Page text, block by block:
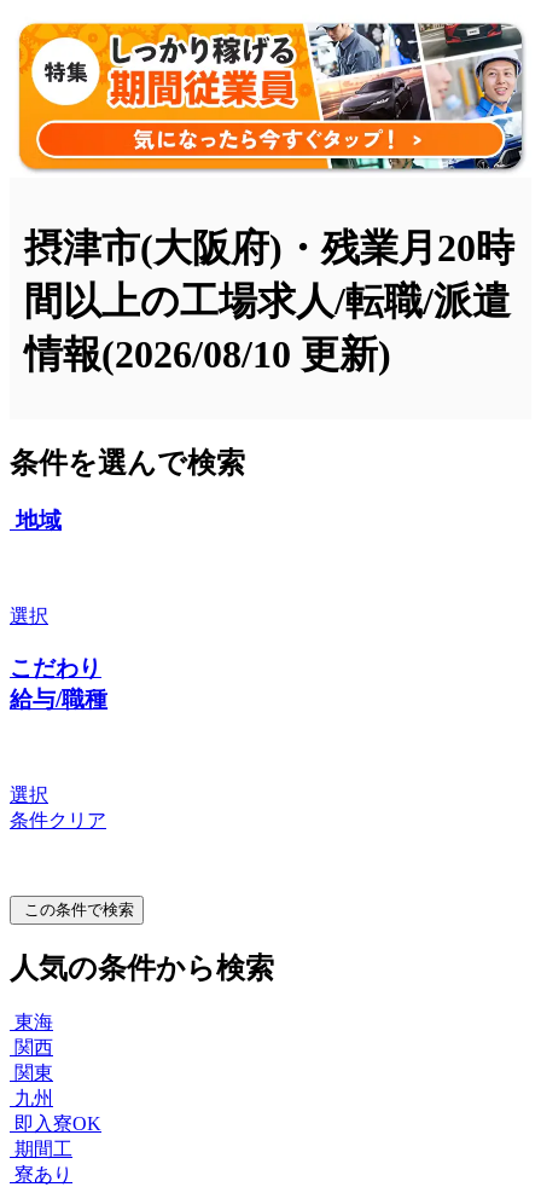
摂津市(大阪府)・残業月20時
間以上の工場求人/転職/派遣
情報(2026/08/10 更新)
条件を選んで検索
地域
選択
こだわり
給与/職種
選択
条件クリア
この条件で検索
人気の条件から検索
東海
関西
関東
九州
即入寮OK
期間工
寮あり